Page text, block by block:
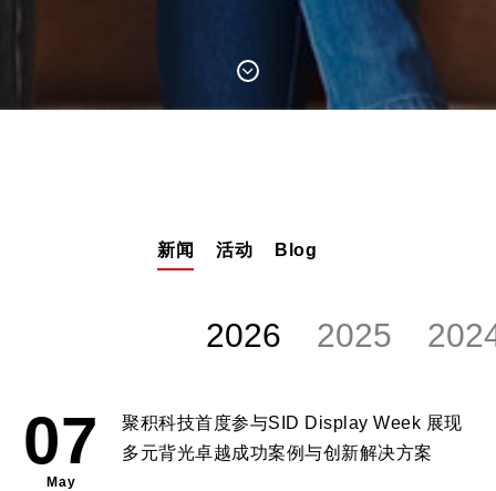
新闻 活动 Blog
2026 2025
07
May
聚积科技首度参与SID Display Week 展现
多元背光卓越成功案例与创新解决方案